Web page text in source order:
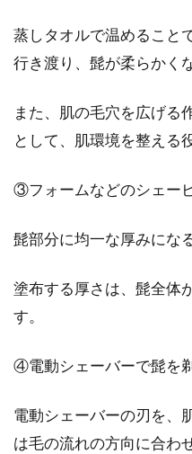
蒸しタオルで温めること
行き渡り、髭が柔らかく
また、肌の毛穴を広げる
として、肌環境を整える
③フォームなどのシェー
髭部分に均一な厚みにな
塗布する厚さは、髭全体
す。
④電動シェーバーで髭を
電動シェーバーの刃を、
は毛の流れの方向に合わ